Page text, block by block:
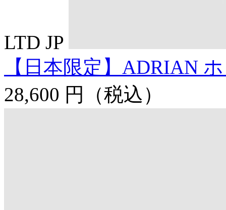
LTD JP
【日本限定】ADRIAN
28,600 円
（税込）